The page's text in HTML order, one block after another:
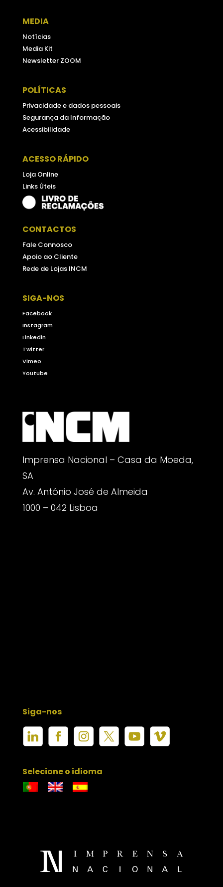
MEDIA
Notícias
Media Kit
Newsletter ZOOM
POLÍTICAS
Privacidade e dados pessoais
Segurança da Informação
Acessibilidade
ACESSO RÁPIDO
Loja Online
Links Úteis
CONTACTOS
Fale Connosco
Apoio ao Cliente
Rede de Lojas INCM
SIGA-NOS
Facebook
Instagram
Linkedin
Twitter
Vimeo
Youtube
Imprensa Nacional – Casa da Moeda,
SA
Av. António José de Almeida
1000 – 042 Lisboa
Siga-nos
Selecione o idioma